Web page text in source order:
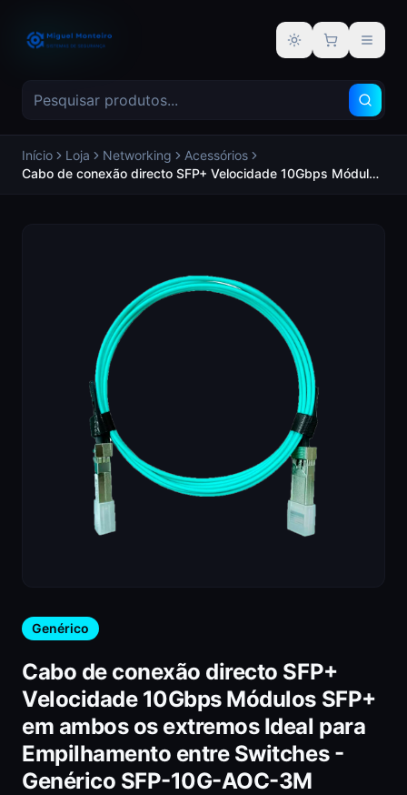
Alternar tema
Início Loja Networking
Acessórios
Cabo de conexão directo SFP+ Velocidade 10Gbps Módulos
Genérico
Cabo de conexão directo SFP+
Velocidade 10Gbps Módulos SFP+
em ambos os extremos Ideal para
Empilhamento entre Switches -
Genérico SFP-10G-AOC-3M